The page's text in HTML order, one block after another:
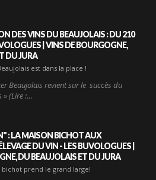
DES VINS DU BEAUJOLAIS : DU 210
| VINS DE BOURGOGNE,
DU JURA
est dans la place !
Beaujolais revient sur le succès du
» (Lire :…
: LA MAISON BICHOT AUX
DU VIN - LES BUVOLOGUES |
DU BEAUJOLAIS ET DU JURA
bichot prend le grand large!